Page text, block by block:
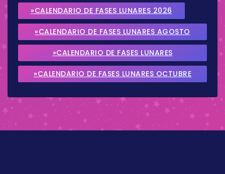
»CALENDARIO DE FASES LUNARES 2026
»CALENDARIO DE FASES LUNARES AGOSTO
2026
»CALENDARIO DE FASES LUNARES
SEPTIEMBRE 2026
»CALENDARIO DE FASES LUNARES OCTUBRE